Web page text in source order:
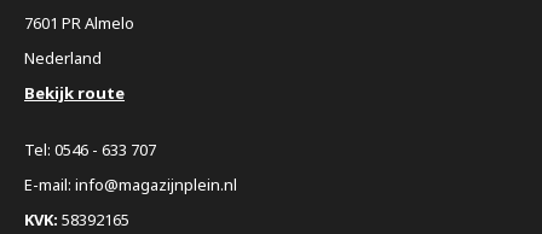
7601 PR Almelo
Nederland
Bekijk route
Tel: 0546 - 633 707
E-mail: info@magazijnplein.nl
KVK: 58392165